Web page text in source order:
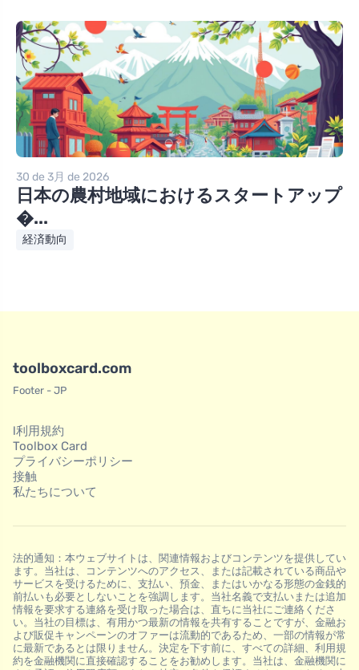
30 de 3月 de 2026
日本の農村地域におけるスタートアップ
�...
経済動向
toolboxcard.com
Footer - JP
l利用規約
Toolbox Card
プライバシーポリシー
接触
私たちについて
法的通知：本ウェブサイトは、関連情報およびコンテンツを提供してい
ます。当社は、コンテンツへのアクセス、または記載されている商品や
サービスを受けるために、支払い、預金、またはいかなる形態の金銭的
前払いも必要としないことを強調します。当社名義で支払いまたは追加
情報を要求する連絡を受け取った場合は、直ちに当社にご連絡くださ
い。当社の目標は、有用かつ最新の情報を共有することですが、金融お
よび販促キャンペーンのオファーは流動的であるため、一部の情報が常
に最新であるとは限りません。決定を下す前に、すべての詳細、利用規
約を金融機関に直接確認することをお勧めします。当社は、金融機関に